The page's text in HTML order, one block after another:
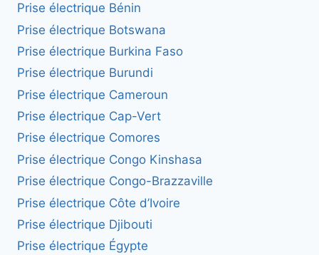
Prise électrique Bénin
Prise électrique Botswana
Prise électrique Burkina Faso
Prise électrique Burundi
Prise électrique Cameroun
Prise électrique Cap-Vert
Prise électrique Comores
Prise électrique Congo Kinshasa
Prise électrique Congo-Brazzaville
Prise électrique Côte d’Ivoire
Prise électrique Djibouti
Prise électrique Égypte